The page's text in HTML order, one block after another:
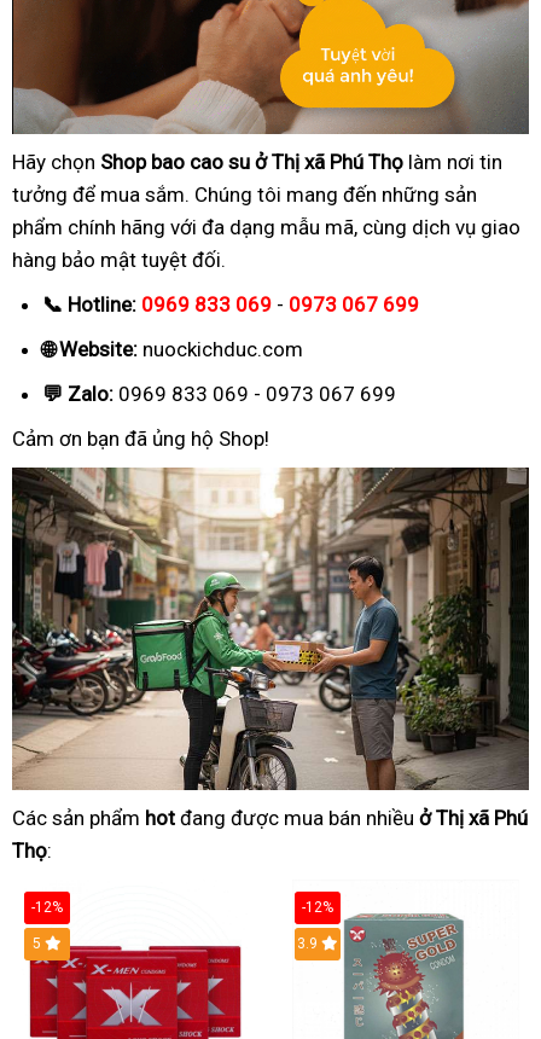
Hãy chọn Shop bao cao su ở Thị xã Phú Thọ làm nơi tin
tưởng để mua sắm. Chúng tôi mang đến những sản
phẩm chính hãng với đa dạng mẫu mã, cùng dịch vụ giao
hàng bảo mật tuyệt đối.
📞 Hotline: 0969 833 069 - 0973 067 699
🌐 Website: nuockichduc.com
💬 Zalo: 0969 833 069 - 0973 067 699
Cảm ơn bạn đã ủng hộ Shop!
Các sản phẩm hot đang được mua bán nhiều ở Thị xã Phú
Thọ:
-12%
Hot
5
-12%
3.9